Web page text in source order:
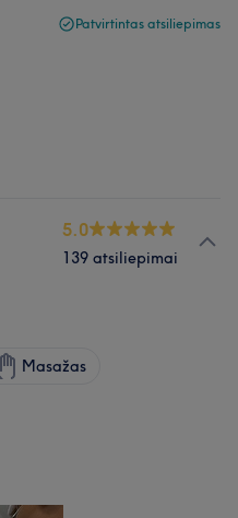
Patvirtintas atsiliepimas
5.0
139 atsiliepimai
Masažas